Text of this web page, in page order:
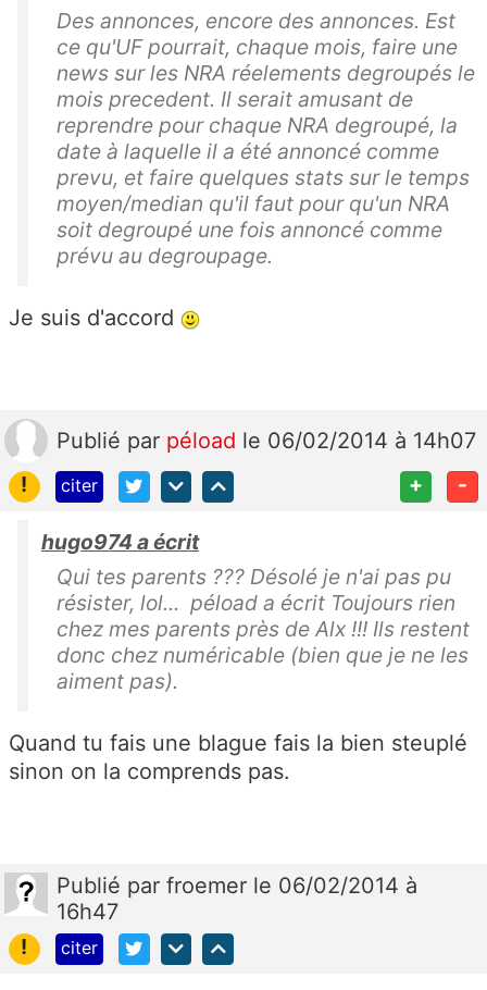
Des annonces, encore des annonces. Est
ce qu'UF pourrait, chaque mois, faire une
news sur les NRA réelements degroupés le
mois precedent. Il serait amusant de
reprendre pour chaque NRA degroupé, la
date à laquelle il a été annoncé comme
prevu, et faire quelques stats sur le temps
moyen/median qu'il faut pour qu'un NRA
soit degroupé une fois annoncé comme
prévu au degroupage.
Je suis d'accord
Publié par péload le 06/02/2014 à 14h07
!
citer + -
hugo974 a écrit
Qui tes parents ??? Désolé je n'ai pas pu
résister, lol... péload a écrit Toujours rien
chez mes parents près de Alx !!! Ils restent
donc chez numéricable (bien que je ne les
aiment pas).
Quand tu fais une blague fais la bien steuplé
sinon on la comprends pas.
Publié par froemer le 06/02/2014 à
16h47
!
citer